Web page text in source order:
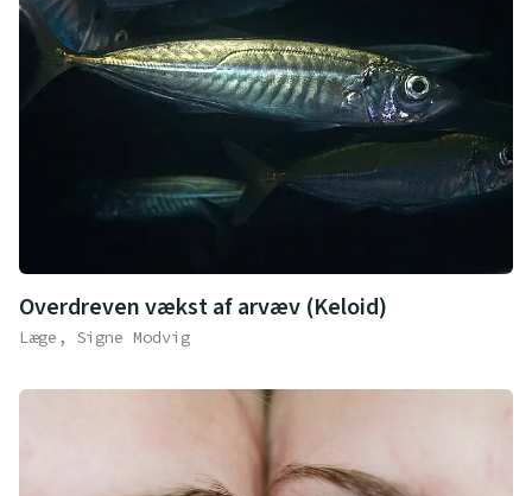
Overdreven vækst af arvæv (Keloid)
Læge, Signe Modvig